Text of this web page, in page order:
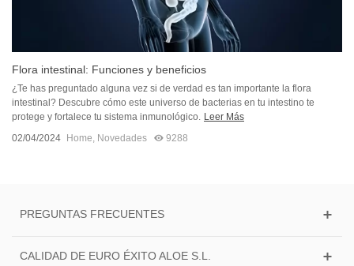
Flora intestinal: Funciones y beneficios
¿Te has preguntado alguna vez si de verdad es tan importante la flora
intestinal? Descubre cómo este universo de bacterias en tu intestino te
protege y fortalece tu sistema inmunológico. Leer Más
02/04/2024
Home, Novedades 9288
PREGUNTAS FRECUENTES
CALIDAD DE EURO ÉXITO ALOE S.L.